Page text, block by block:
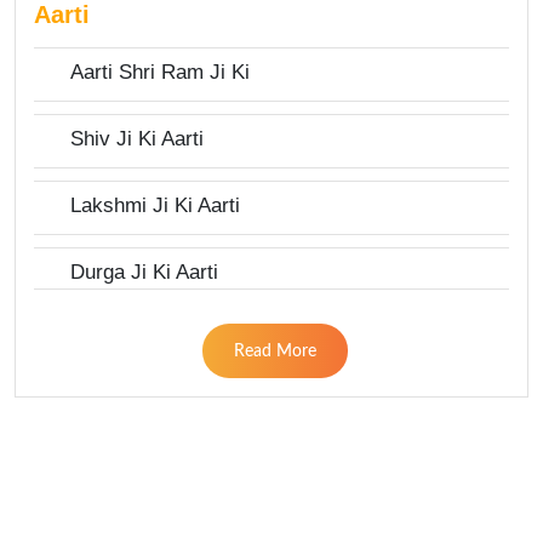
Aarti
Aarti Shri Ram Ji Ki
Shiv Ji Ki Aarti
Lakshmi Ji Ki Aarti
Durga Ji Ki Aarti
Read More